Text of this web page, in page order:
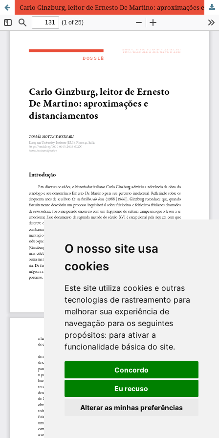
O nosso site usa
cookies
Este site utiliza cookies e outras
tecnologias de rastreamento para
melhorar sua experiência de
navegação para os seguintes
propósitos: para ativar a
funcionalidade básica do site.
Concordo
Eu recuso
Alterar as minhas preferências
Carlo Ginzburg, leitor de Ernesto De Martino: aproximações e distanciamentos